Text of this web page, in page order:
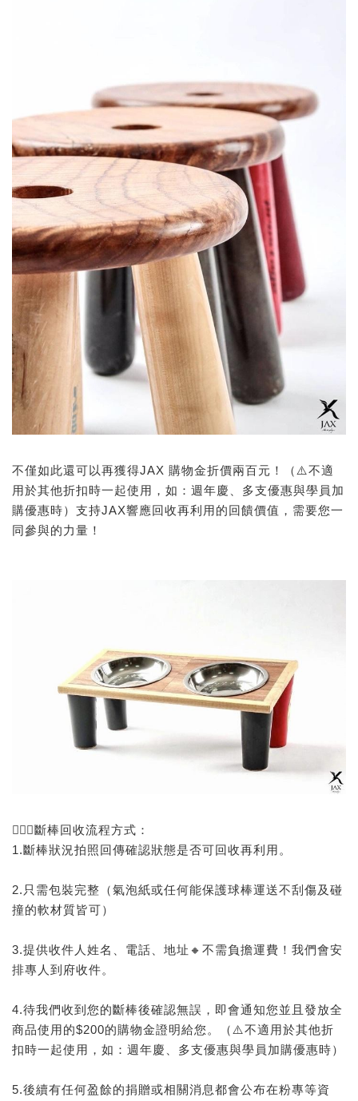
不僅如此還可以再獲得JAX 購物金折價兩百元！（⚠️不適
用於其他折扣時一起使用，如：週年慶、多支優惠與學員加
購優惠時）支持JAX響應回收再利用的回饋價值，需要您一
同參與的力量！
🙅🏻‍♂️斷棒回收流程方式：
1.斷棒狀況拍照回傳確認狀態是否可回收再利用。
2.只需包裝完整（氣泡紙或任何能保護球棒運送不刮傷及碰
撞的軟材質皆可）
3.提供收件人姓名、電話、地址🔸不需負擔運費！我們會安
排專人到府收件。
4.待我們收到您的斷棒後確認無誤，即會通知您並且發放全
商品使用的$200的購物金證明給您。（⚠️不適用於其他折
扣時一起使用，如：週年慶、多支優惠與學員加購優惠時）
5.後續有任何盈餘的捐贈或相關消息都會公布在粉專等資